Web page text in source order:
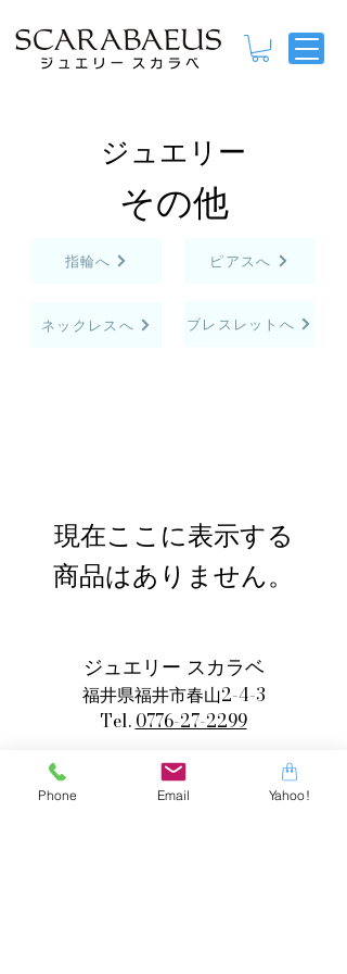
ジュエリー
その他
指輪へ ピアスへ
ネックレスへ ブレスレットへ
現在ここに表示する
商品はありません。
ジュエリー スカラベ
福井県福井市春山2-4-3
Tel. 0776-27-2299
Phone Email Yahoo!